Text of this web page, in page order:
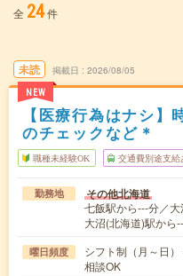
全 24件
未読
NEW
掲載日 2026/08/05
【医療行為はナシ
のチェックなど＊
職種未経験OK 交通費別途支給
勤務地 その他北海道
七飯駅から---分／
大沼(北海道)駅から
曜日頻度
シフト制（月～日
相談OK